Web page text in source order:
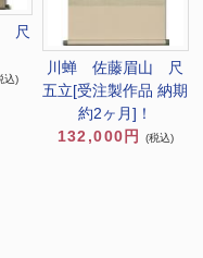
尺
込)
川蝉 佐藤眉山 尺
五立[受注製作品 納期
約2ヶ月]！
132,000円
(税込)